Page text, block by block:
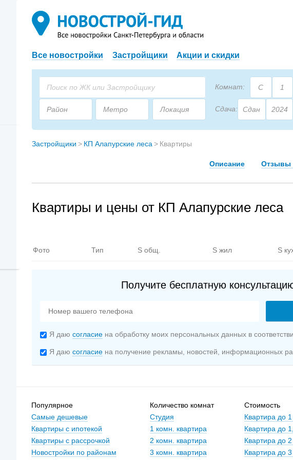
Все новостройки Застройщики Акции и скидки
Комнат: С 1
Район Метро Локация Сдача: Сдан 2024
Застройщики > КП Алапурские леса > Квартиры
Описание Отзывы
Квартиры и цены от КП Алапурские леса
Фото Тип S общ. S жил S
Получите бесплатную
Я даю согласиена обработку моих персональных данных в
Я даю согласиена получение рекламы, новостей, информационных
Популярное
Самые дешевые
Квартиры с ипотекой
Квартиры с рассрочкой
Новостройки по районам
Количество комнат
Студия
1 комн. квартира
2 комн. квартира
3 комн. квартира
Стоимость
Квартира до
Квартира до
Квартира до
Квартира до